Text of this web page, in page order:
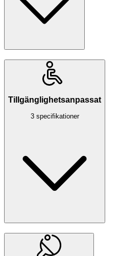
Tillgänglighetsanpassat
3 specifikationer